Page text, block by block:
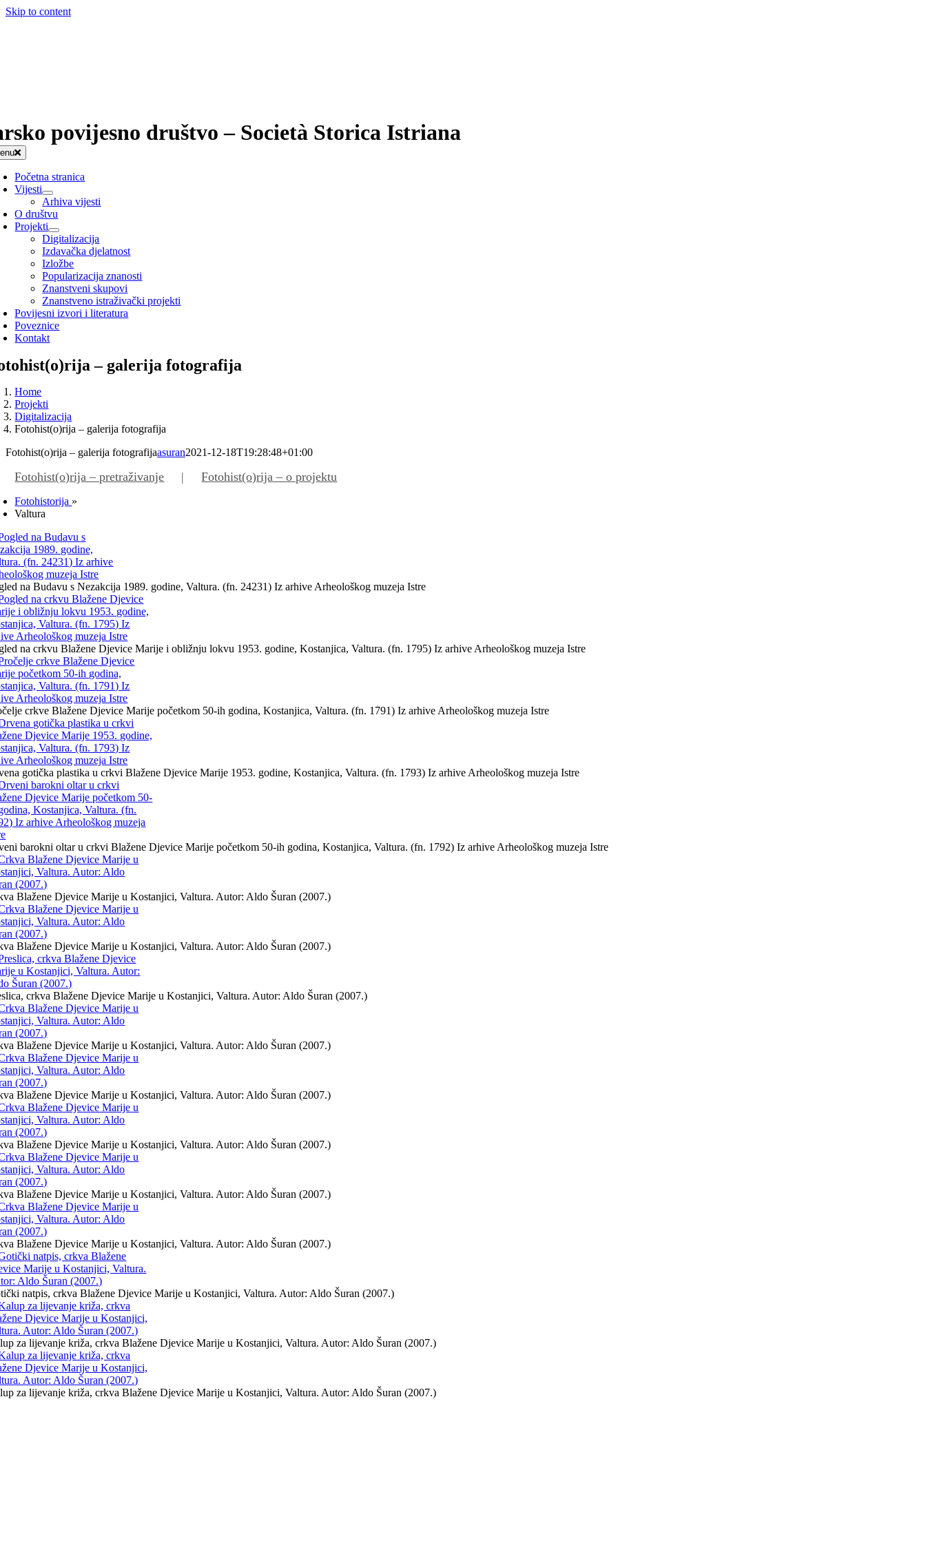
Skip to content
povijesno društvo – Società Storica Istriana
Početna stranica
Vijesti
Arhiva vijesti
O društvu
Projekti
Digitalizacija
Izdavačka djelatnost
Izložbe
Popularizacija znanosti
Znanstveni skupovi
Znanstveno istraživački projekti
Povijesni izvori i literatura
Poveznice
Kontakt
– galerija fotografija
Home
Projekti
Digitalizacija
Fotohist(o)rija – galerija fotografija
Fotohist(o)rija – galerija fotografijaasuran2021-12-18T19:28:48+01:00
Fotohist(o)rija – pretraživanje Fotohist(o)rija – o projektu
Fotohistorija »
Valtura
na Budavu s Nezakcija 1989. godine, Valtura. (fn. 24231) Iz arhive Arheološkog muzeja Istre
na crkvu Blažene Djevice Marije i obližnju lokvu 1953. godine, Kostanjica, Valtura. (fn. 1795) Iz arhive Arheološkog muzeja Istre
crkve Blažene Djevice Marije početkom 50-ih godina, Kostanjica, Valtura. (fn. 1791) Iz arhive Arheološkog muzeja Istre
gotička plastika u crkvi Blažene Djevice Marije 1953. godine, Kostanjica, Valtura. (fn. 1793) Iz arhive Arheološkog muzeja Istre
barokni oltar u crkvi Blažene Djevice Marije početkom 50-ih godina, Kostanjica, Valtura. (fn. 1792) Iz arhive Arheološkog muzeja Istre
Blažene Djevice Marije u Kostanjici, Valtura. Autor: Aldo Šuran (2007.)
Blažene Djevice Marije u Kostanjici, Valtura. Autor: Aldo Šuran (2007.)
crkva Blažene Djevice Marije u Kostanjici, Valtura. Autor: Aldo Šuran (2007.)
Blažene Djevice Marije u Kostanjici, Valtura. Autor: Aldo Šuran (2007.)
Blažene Djevice Marije u Kostanjici, Valtura. Autor: Aldo Šuran (2007.)
Blažene Djevice Marije u Kostanjici, Valtura. Autor: Aldo Šuran (2007.)
Blažene Djevice Marije u Kostanjici, Valtura. Autor: Aldo Šuran (2007.)
Blažene Djevice Marije u Kostanjici, Valtura. Autor: Aldo Šuran (2007.)
natpis, crkva Blažene Djevice Marije u Kostanjici, Valtura. Autor: Aldo Šuran (2007.)
za lijevanje križa, crkva Blažene Djevice Marije u Kostanjici, Valtura. Autor: Aldo Šuran (2007.)
za lijevanje križa, crkva Blažene Djevice Marije u Kostanjici, Valtura. Autor: Aldo Šuran (2007.)